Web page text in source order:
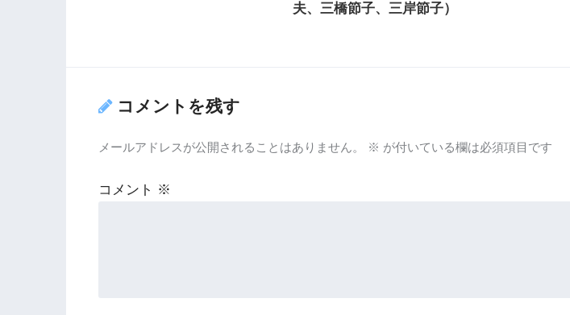
夫、三橋節子、三岸節子）
コメントを残す
メールアドレスが公開されることはありません。 ※ が付いている欄は必須項目です
コメント ※